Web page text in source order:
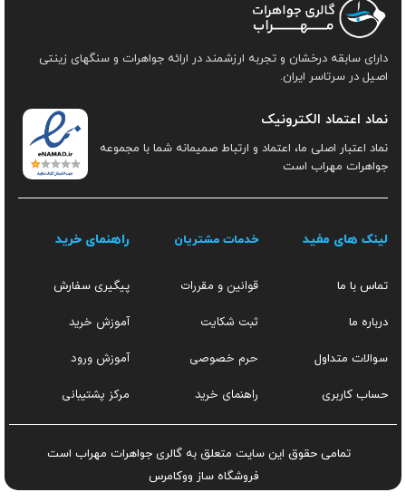
دارای سابقه درخشان و تجربه ارزشمند در ارائه جواهرات و سنگهای زینتی
اصیل در سرتاسر ایران.
نماد اعتماد الکترونیک
نماد اعتبار اصلی ما، اعتماد و ارتباط صمیمانه شما با مجموعه
جواهرات مهراب است
لینک های مفید
تماس با ما
درباره ما
سوالات متداول
حساب کاربری
خدمات مشتریان
قوانین و مقررات
ثبت شکایت
حرم خصوصی
راهنمای خرید
راهنمای خرید
پیگیری سفارش
آموزش خرید
آموزش ورود
مرکز پشتیبانی
تمامی حقوق این سایت متعلق به گالری جواهرات مهراب است
فروشگاه ساز ووکامرس